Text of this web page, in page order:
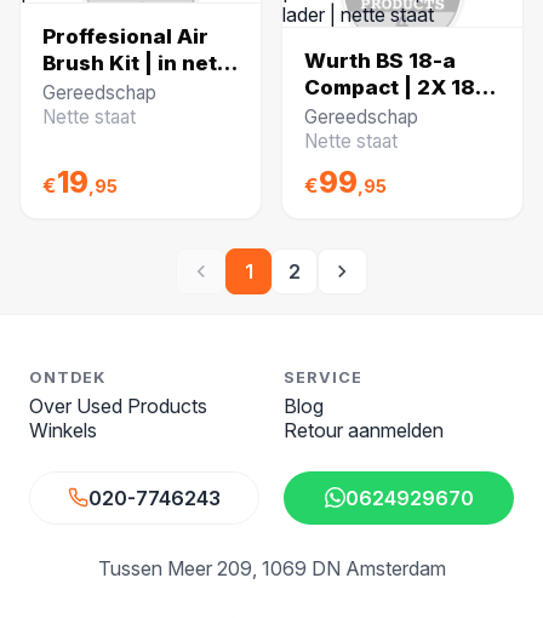
Proffesional Air
Brush Kit | in nette
staat
Gereedschap
Nette staat
€19 ,95
Wurth BS 18-a
Compact | 2X 18v
4.0ah | zonder
lader | nette staat
Gereedschap
Nette staat
€99 ,95
1 2
Tussen Meer 209 1069 DN Amsterdam
ONTDEK
Over Used Products
Winkels
SERVICE
Blog
Retour aanmelden
020-7746243 0624929670